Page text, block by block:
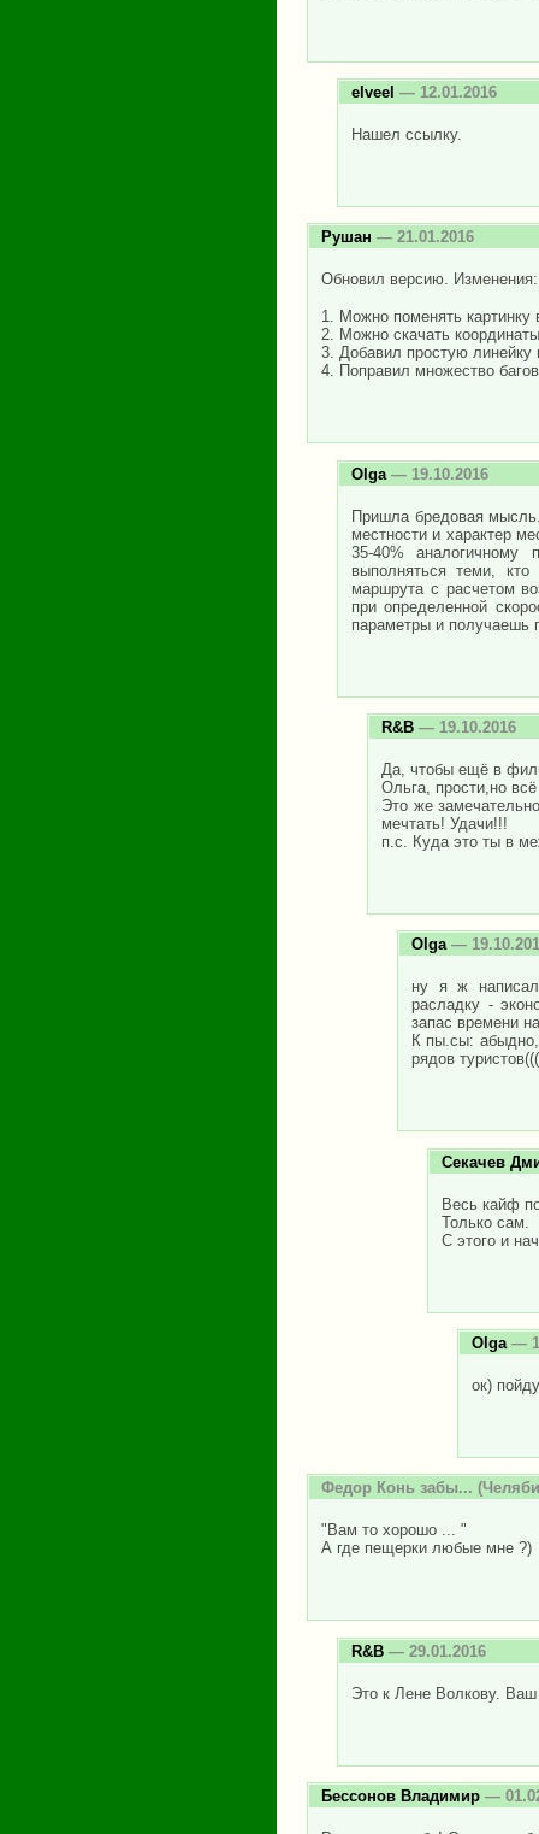
elveel — 12.01.2016
Нашел ссылку.
Рушан — 21.01.2016
Обновил версию. Изменения:
1. Можно поменять картинку
2. Можно скачать
3. Добавил простую линейку
4. Поправил множество
Olga — 19.10.2016
Пришла бредовая
местности и характер
35-40%
выполняться теми,
маршрута с расчетом
при определенной
параметры и получаешь
R&B — 19.10.2016
Да, чтобы ещё в
Ольга, прости,но
Это же
мечтать! Удачи!!!
п.с. Куда это ты в
Olga—
ну я ж
расладку -
запас времени
К пы.сы: абыдно,
рядов
Секачев
Весь кайф
Только сам.
С этого и
Olga—
ок)
Федор Конь забы...
"Вам то хорошо ... "
А где пещерки любые мне ?)
R&B — 29.01.2016
Это к Лене Волкову.
Бессонов Владимир —